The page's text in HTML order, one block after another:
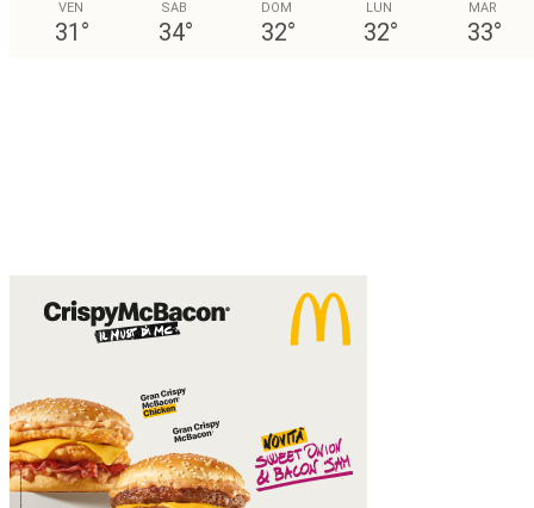
VEN
31 °
SAB
34°
DOM
32°
LUN
32°
MAR
33°